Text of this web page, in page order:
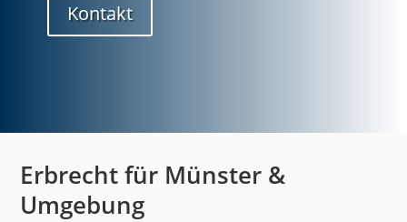
Kontakt
Erbrecht für Münster &
Umgebung